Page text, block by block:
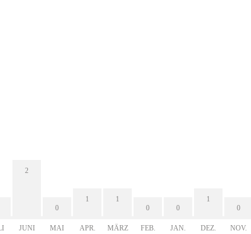
2
JUNI
0
MAI
1
APR.
1
MÄRZ
0
FEB.
0
JAN.
1
DEZ.
0
NOV.